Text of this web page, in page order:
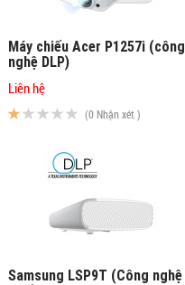
Máy chiếu Acer P1257i (công
nghệ DLP)
Liên hệ
(0 Nhận xét )
Samsung LSP9T (Công nghệ